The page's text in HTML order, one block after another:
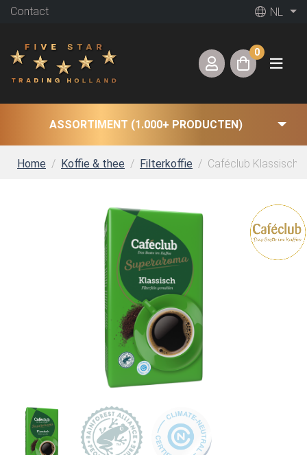
Contact NL
0
ASSORTIMENT (1.000+ PRODUCTEN)
Home Koffie & thee Filterkoffie Caféclub Klassisch